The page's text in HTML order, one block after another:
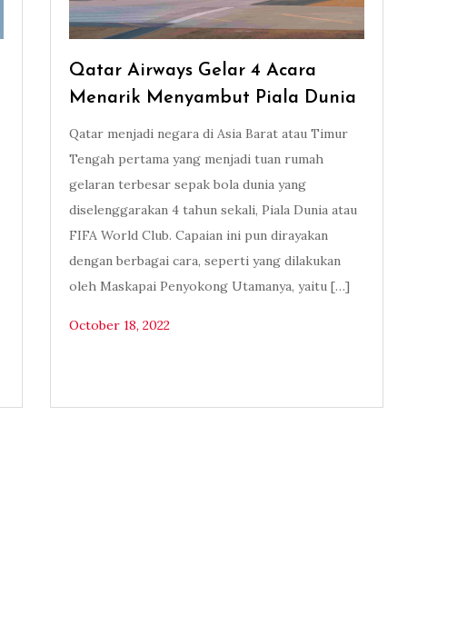
Qatar Airways Gelar 4 Acara
Menarik Menyambut Piala Dunia
Qatar menjadi negara di Asia Barat atau Timur
Tengah pertama yang menjadi tuan rumah
gelaran terbesar sepak bola dunia yang
diselenggarakan 4 tahun sekali, Piala Dunia atau
FIFA World Club. Capaian ini pun dirayakan
dengan berbagai cara, seperti yang dilakukan
oleh Maskapai Penyokong Utamanya, yaitu […]
October 18, 2022